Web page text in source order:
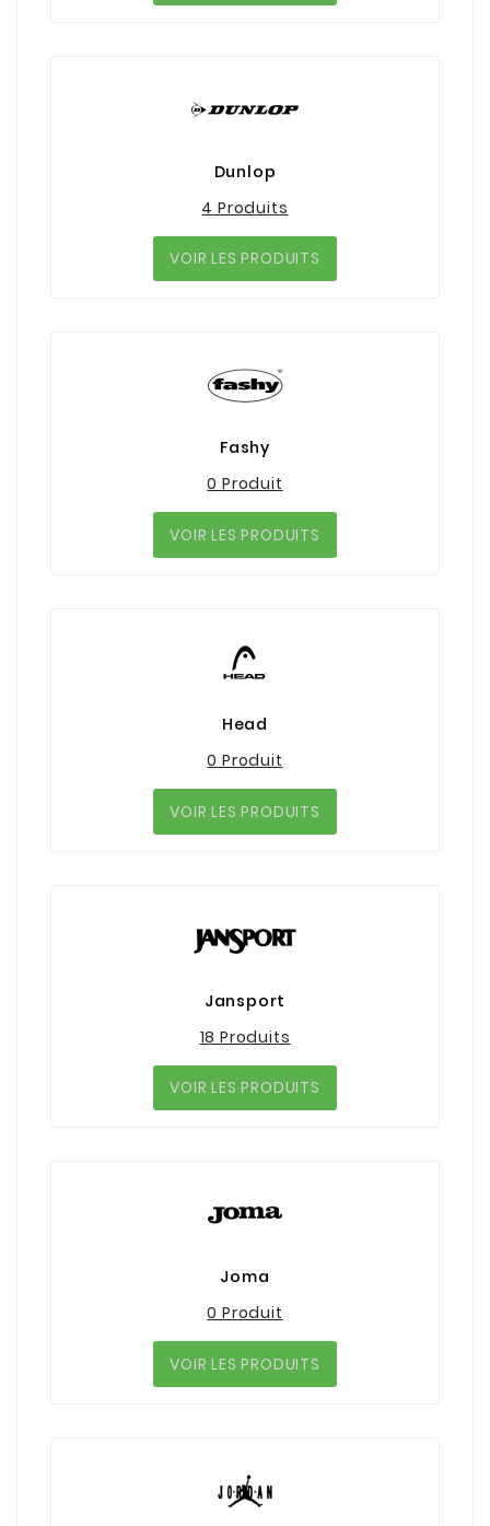
Dunlop
4 Produits
VOIR LES PRODUITS
Fashy
0 Produit
VOIR LES PRODUITS
Head
0 Produit
VOIR LES PRODUITS
Jansport
18 Produits
VOIR LES PRODUITS
Joma
0 Produit
VOIR LES PRODUITS